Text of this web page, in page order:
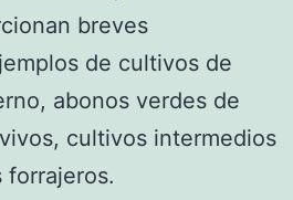
breves
de cultivos de
abonos verdes de
cultivos intermedios